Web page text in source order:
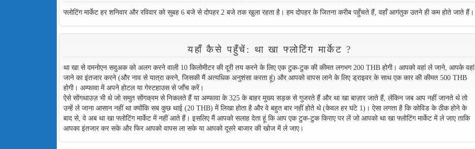
फ्लोटिंग मार्केट हर शनिवार और रविवार को सुबह 6 बजे से दोपहर 2 बजे तक खुला रहता है। हम दोपहर के जितना करीब पहुँचते हैं, वहाँ आगंतुक उतने ही कम होते जाते हैं।
यहाँ कैसे पहुँचें: था खा फ्लोटिंग मार्केट ?
था खा से दमनोएन सदुअक को अलग करने वाली 10 किलोमीटर की दूरी तय करने के लिए एक टुक-टुक की कीमत लगभग 200 THB होगी। आपको वहां ले जाने, आपके वहां
जाने का इंतजार करने (और नाव से यात्रा करने, जिसकी मैं अत्यधिक अनुशंसा करता हूं) और आपको वापस लाने के लिए ड्राइवर के साथ एक कार की कीमत 500 THB
होगी। अम्फावा में अपने होटल या गेस्टहाउस से जाँच करें।
ऐसे सोंगथाउज़ भी थे जो समुत सोंगक्रम से निकलते हैं या अम्फावा के 325 के बाहर मुख्य सड़क से गुजरते हैं और था खा बाज़ार जाते हैं, लेकिन जब आप नहीं जानते थे तो
उन्हें ले जाना आसान नहीं था क्योंकि सब कुछ थाई (20 THB) में लिखा होता है और वे बहुत बार नहीं होते थे (केवल हर घंटे 1)। ऐसा लगता है कि कोविड के ठीक होने के
बाद से, वे अब था खा फ्लोटिंग मार्केट में नहीं आते हैं। इसलिए मैं आपको सलाह देता हूं कि आप एक टुक-टुक किराए पर लें जो आपको था खा फ्लोटिंग मार्केट में ले जाए ताकि
आपका इंतजार कर सके और फिर आपको वापस ला सके या आपको दूसरे बाजार की खोज में ले जाए।